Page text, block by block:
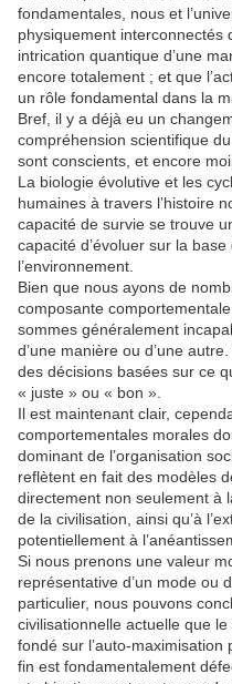
fondamentales, nous et
physiquement interconnectés
intrication quantique d’une
encore totalement ; et que
un rôle fondamental dans la
Bref, il y a déjà eu un
compréhension scientifique
sont conscients, et encore
La biologie évolutive et les
humaines à travers l’histoire
capacité de survie se trouve
capacité d’évoluer sur la
l’environnement.
Bien que nous ayons de
composante
sommes généralement
d’une manière ou d’une
des décisions basées sur ce
« juste » ou « bon ».
Il est maintenant clair,
comportementales morales
dominant de l’organisation
reflètent en fait des modèles
directement non seulement à
de la civilisation, ainsi qu’à
potentiellement à
Si nous prenons une valeur
représentative d’un mode ou
particulier, nous pouvons
civilisationnelle actuelle que
fondé sur l’auto-
fin est fondamentalement